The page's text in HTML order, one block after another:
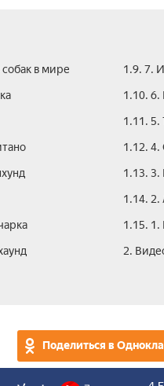
в мире
1.9. 7.
1.10. 6.
1.11. 5.
1.12. 4.
1.13.
1.14.
1.15.
2.
Поделиться в